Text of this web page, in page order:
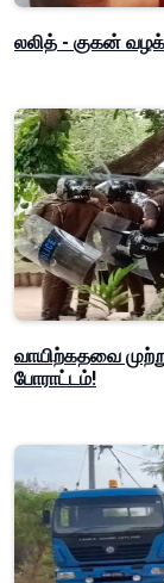
லலித் - குகன்
வாயிற்கதவை
போராட்டம்!